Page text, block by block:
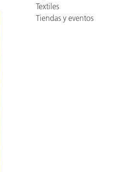
Textiles
Tiendas y eventos